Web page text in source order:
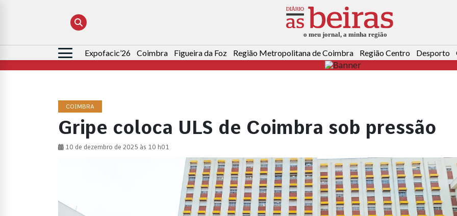
Pesquisar
por:
Expofacic’26 Coimbra Figueira da Foz Região Metropolitana de Coimbra Região Centro Desporto
COIMBRA
Gripe coloca ULS de Coimbra sob pressão
10 de dezembro de 2025 às 10 h01